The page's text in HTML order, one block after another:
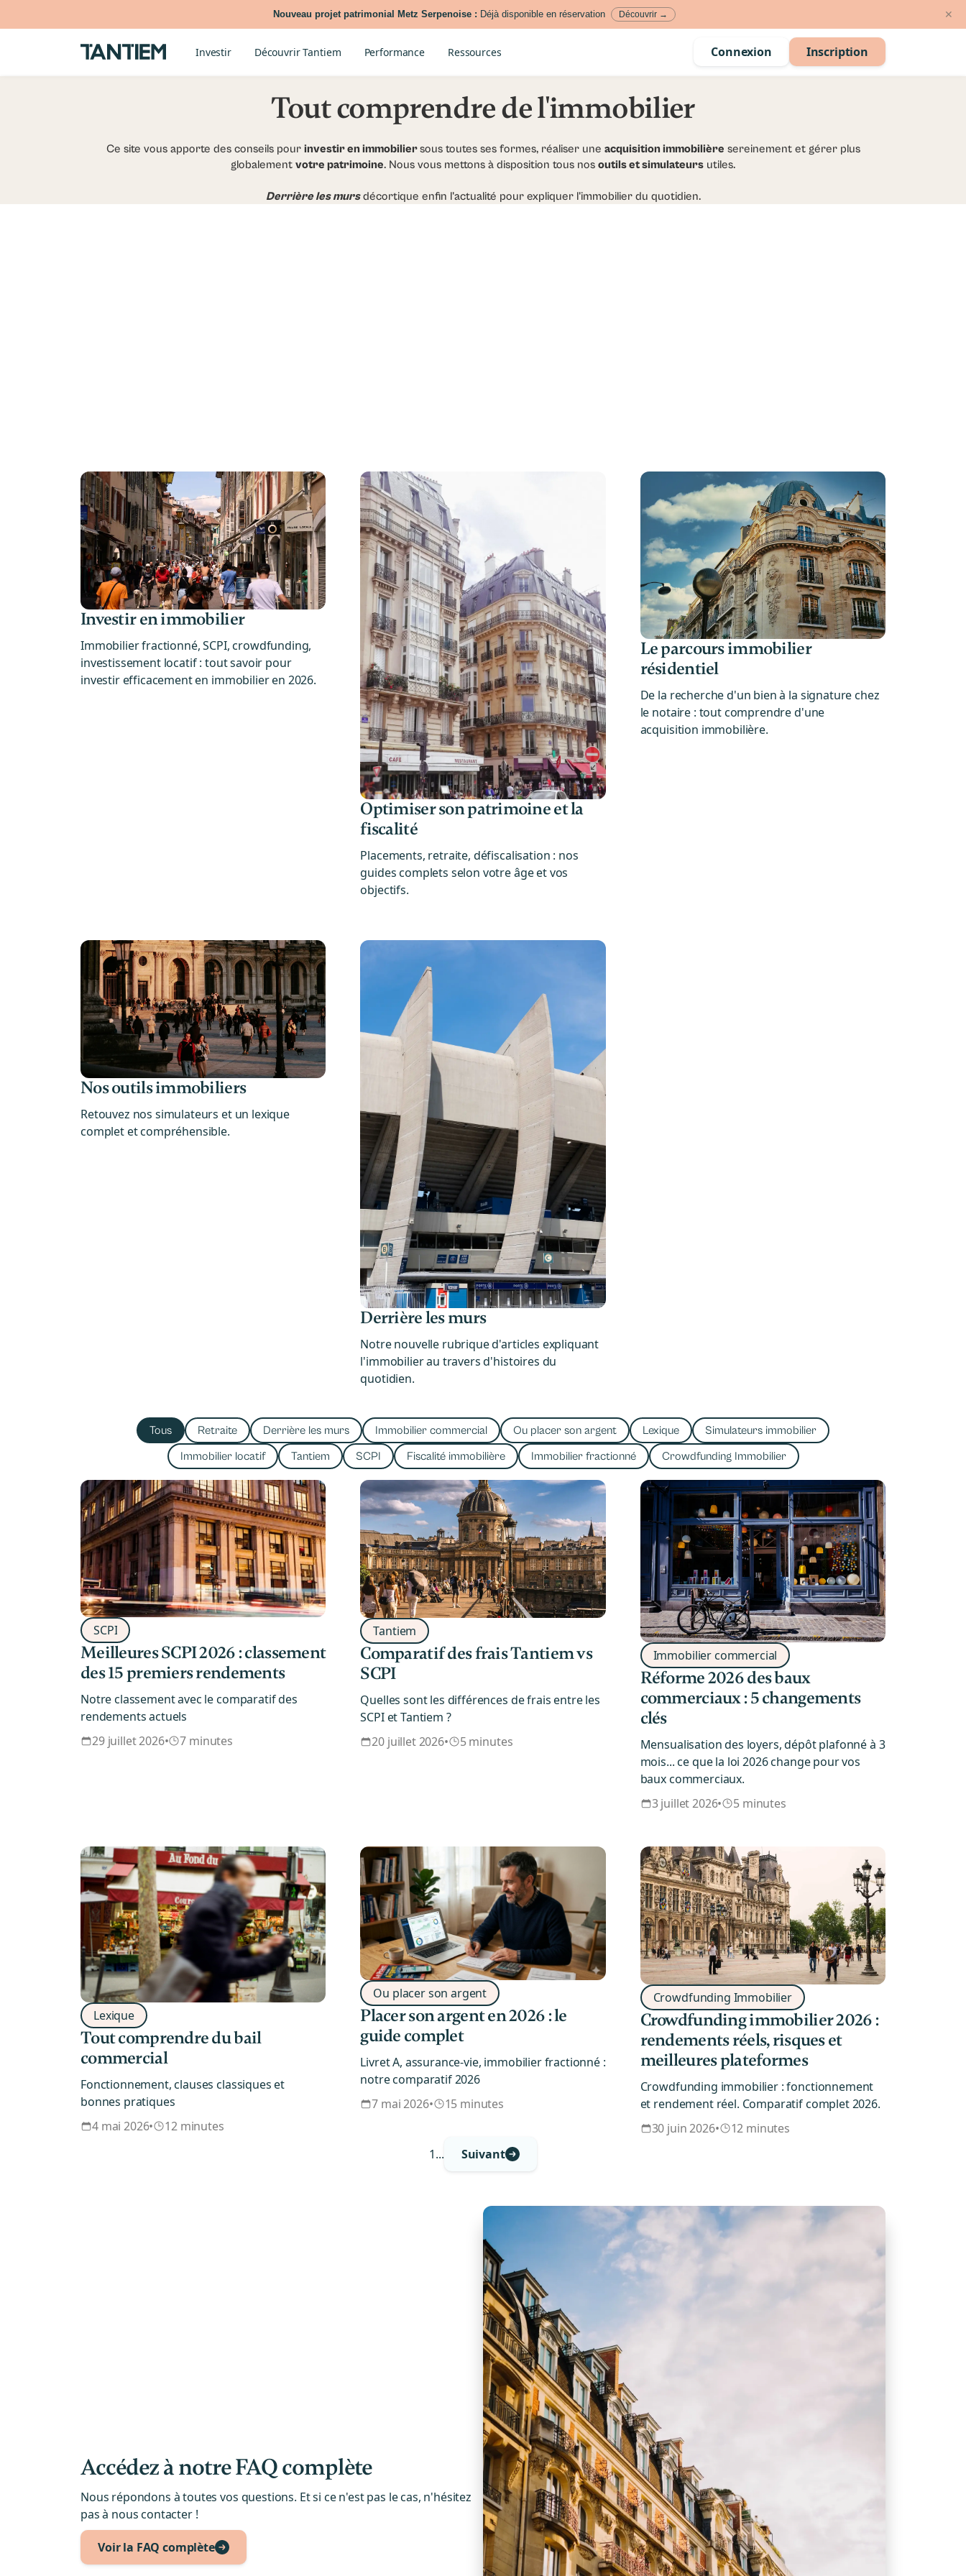
Nouveau projet patrimonial Metz Serpenoise : Déjà disponible en réservation Découvrir → ✕
Investir Découvrir Tantiem Performance Ressources Connexion Inscription
Tout comprendre de l'immobilier
Ce site vous apporte des conseils pour investir en immobiliersous toutes ses formes, réaliser une acquisition immobilière sereinement et gérer plus
globalement votre patrimoine. Nous vous mettons à disposition tous nos outils et simulateurs utiles.
Derrière les mursdécortique enfin l'actualité pour expliquer l'immobilier du quotidien.
Investir en immobilier
Immobilier fractionné, SCPI, crowdfunding,
investissement locatif : tout savoir pour
investir efficacement en immobilier en 2026.
Optimiser son patrimoine et la
fiscalité
Placements, retraite, défiscalisation : nos
guides complets selon votre âge et vos
objectifs.
Le parcours immobilier
résidentiel
De la recherche d'un bien à la signature chez
le notaire : tout comprendre d'une
acquisition immobilière.
Nos outils immobiliers
Retouvez nos simulateurs et un lexique
complet et compréhensible.
Derrière les murs
Notre nouvelle rubrique d'articles expliquant
l'immobilier au travers d'histoires du
quotidien.
Tous Retraite Derrière les murs Immobilier commercial Ou placer son argent Lexique
Simulateurs immobilier
Immobilier locatif
Tantiem SCPI Fiscalité immobilière Immobilier fractionné Crowdfunding Immobilier
SCPI
Meilleures SCPI 2026 : classement
des 15 premiers rendements
Notre classement avec le comparatif des
rendements actuels
29 juillet 2026• 7 minutes
Tantiem
Comparatif des frais Tantiem vs
SCPI
Quelles sont les différences de frais entre les
SCPI et Tantiem ?
20 juillet 2026• 5 minutes
Immobilier commercial
Réforme 2026 des baux
commerciaux : 5 changements
clés
Mensualisation des loyers, dépôt plafonné à 3
mois... ce que la loi 2026 change pour vos
baux commerciaux.
3 juillet 2026• 5 minutes
Lexique
Tout comprendre du bail
commercial
Fonctionnement, clauses classiques et
bonnes pratiques
4 mai 2026• 12 minutes
Ou placer son argent
Placer son argent en 2026 : le
guide complet
Livret A, assurance-vie, immobilier fractionné :
notre comparatif 2026
7 mai 2026• 15 minutes
Crowdfunding Immobilier
Crowdfunding immobilier 2026 :
rendements réels, risques et
meilleures plateformes
Crowdfunding immobilier : fonctionnement
et rendement réel. Comparatif complet 2026.
30 juin 2026•
12 minutes
1... Suivant
Accédez à notre FAQ complète
Nous répondons à toutes vos questions. Et si ce n'est pas le cas, n'hésitez
pas à nous contacter !
Voir la FAQ complète